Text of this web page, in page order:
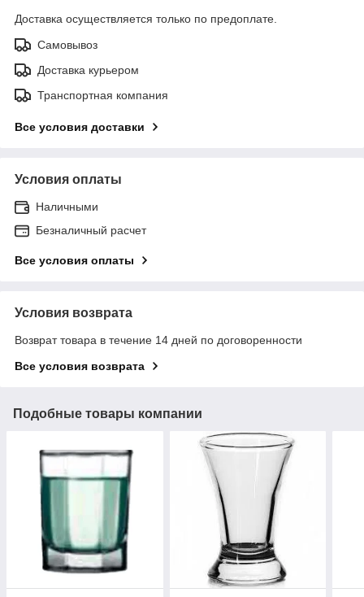
Доставка осуществляется только по предоплате.
Самовывоз
Доставка курьером
Транспортная компания
Все условия доставки
Условия оплаты
Наличными
Безналичный расчет
Все условия оплаты
Условия возврата
Возврат товара в течение 14 дней по договоренности
Все условия возврата
Подобные товары компании